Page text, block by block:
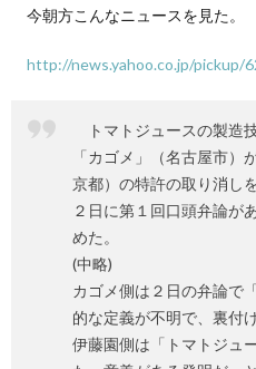
ース
意外
今朝方こんなニュースを見た。
http://news.yahoo.co.jp/pickup/
トマトジュースの製造
「カゴメ」（名古屋市）
京都）の特許の取り消し
２日に第１回口頭弁論が
めた。
(中略)
カゴメ側は２日の弁論で
的な定義が不明で、裏付
伊藤園側は「トマトジュ